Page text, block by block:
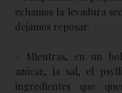
echamos la levadura
dejamos reposar.
– Mientras, en un
azúcar, la sal, el
ingredientes que